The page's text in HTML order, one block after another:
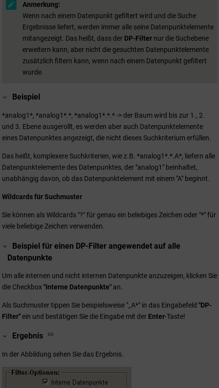
Anmerkung:
Wenn nach einem Datenpunkt gefiltert wird und die Suche
Ergebnisse liefert, werden immer alle seine Datenpunktelemente
mitangezeigt. Das heißt, dass der DP-Filter nur die Suchebene
erweitern kann, aber nicht die gesuchten Datenpunktelemente
zusätzlich filtern kann, wenn nach einem Datenpunkt gefiltert
wurde.
Beispiel
*analog1*, *analog1*.*, *analog1*.*.* -> der Baum wird bis zur 1., 2.
und 3. Ebene ausgerollt, es werden aber auch Datenpunktelemente
eines Datenpunktes angezeigt, die nicht dieses Suchkriterium erfüllen.
Das heißt, komplexere Suchkriterien, wie z.B. *analog1*.*.A*, liefern alle
Datenpunktelemente des Datenpunktes, der "analog1" beinhaltet,
unabhängig davon, ob das Datenpunktelement mit einem "A" beginnt.
Wildcards für Suchmuster
Sie können als Wildcards "?" für genau ein beliebiges Zeichen oder "*" für
viele beliebige Zeichen verwenden.
Beispiel für einen DP-Filter angewendet auf alle
Datenpunkte
Um alle internen und nicht internen Datenpunkte anzuzeigen, klicken Sie
die Checkbox "Interne Datenpunkte" an.
Als Suchmuster tippen Sie beispielsweise "_A*" in das Eingabefeld "DP-
Filter"ein und bestätigen Sie die Eingabe mit der Enter-Taste!
Ergebnis
In der Abbildung sehen Sie das Ergebnis.